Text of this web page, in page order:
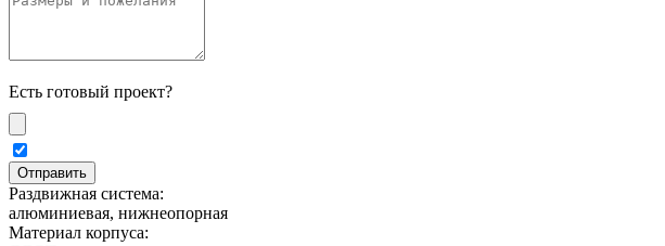
Есть готовый проект?
Раздвижная система:
алюминиевая, нижнеопорная
Материал корпуса: